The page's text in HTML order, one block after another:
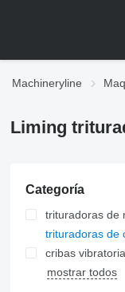
Machineryline
Liming
Categoría
trituradoras de
trituradoras de
cribas
trituradoras
horizontal
molinos de
mostrar todos